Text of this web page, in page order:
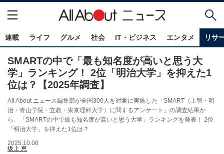
連載 ライフ グルメ 社会 IT・ビジネス エンタメ リサ
SMARTの中で「最も知名度が高いと思う大
学」ランキング！ 2位「明治大学」を抑えた1
位は？【2025年調査】
All About ニュース編集部が全国300人を対象に実施した「SMART（上智・明
治・青山学院・立教・東京理科大学）に関するアンケート」の調査結果か
ら、「SMARTの中で最も知名度が高いと思う大学」ランキングを発表！ 2位
「明治大学」を抑えた1位は？
2025.10.08
坂上 恵